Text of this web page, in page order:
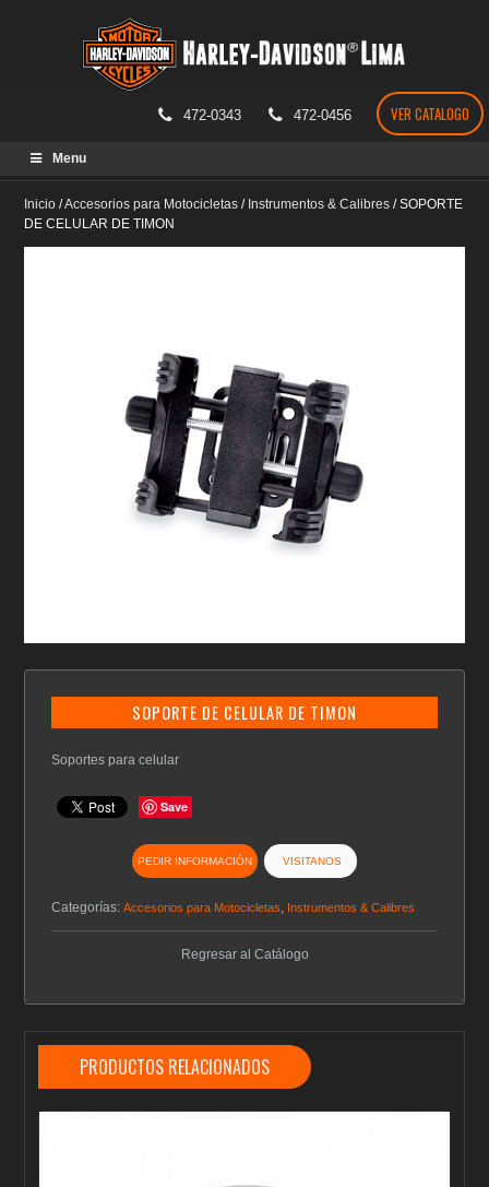
472-0343 472-0456 VER CATALOGO
Menu
Inicio /Accesorios para Motocicletas / Instrumentos & Calibres /SOPORTE
DE CELULAR DE TIMON
SOPORTE DE CELULAR DE TIMON
Soportes para celular
Save
PEDIR INFORMACIÓN VISITANOS
Categorías:Accesorios para Motocicletas, Instrumentos & Calibres
Regresar al Catálogo
PRODUCTOS RELACIONADOS